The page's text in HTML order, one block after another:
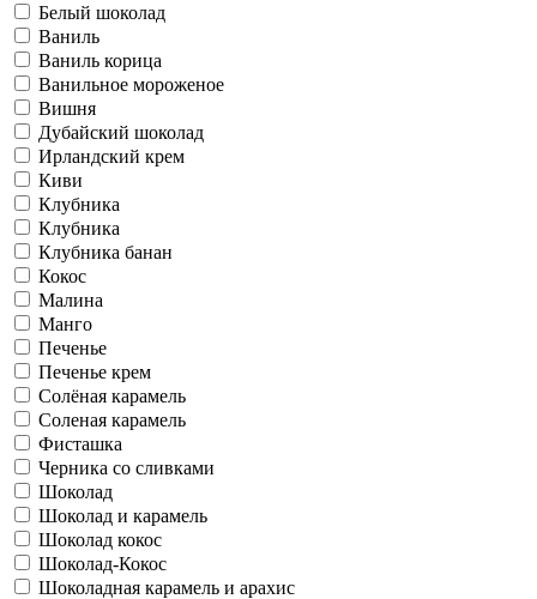
Белый шоколад
Ваниль
Ваниль корица
Ванильное мороженое
Вишня
Дубайский шоколад
Ирландский крем
Киви
Клубника
Клубника
Клубника банан
Кокос
Малина
Манго
Печенье
Печенье крем
Солёная карамель
Соленая карамель
Фисташка
Черника со сливками
Шоколад
Шоколад и карамель
Шоколад кокос
Шоколад-Кокос
Шоколадная карамель и арахис